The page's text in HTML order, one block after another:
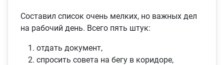
Составил список очень мелких, но важных дел
на рабочий день. Всего пять штук:
отдать документ,
спросить совета на бегу в коридоре,